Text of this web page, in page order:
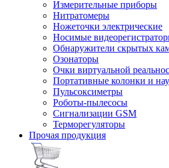
Измерительные приборы
Нитратомеры
Ножеточки электрические
Носимые
Обнаружители скрытых
Озонаторы
Очки виртуальной
Портативные колонки и
Пульсоксиметры
Роботы-пылесосы
Сигнализации GSM
Терморегуляторы
Прочая продукция